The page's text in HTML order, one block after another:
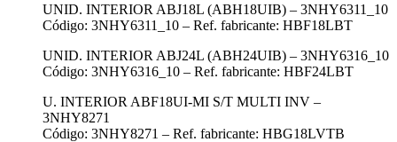
UNID. INTERIOR ABJ18L (ABH18UIB) – 3NHY6311_10
Código: 3NHY6311_10 – Ref. fabricante: HBF18LBT
UNID. INTERIOR ABJ24L (ABH24UIB) – 3NHY6316_10
Código: 3NHY6316_10 – Ref. fabricante: HBF24LBT
U. INTERIOR ABF18UI-MI S/T MULTI INV –
3NHY8271
Código: 3NHY8271 – Ref. fabricante: HBG18LVTB